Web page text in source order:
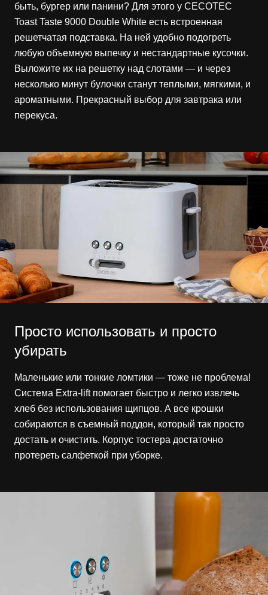
быть, бургер или панини? Для этого у CECOTEC
Toast Taste 9000 Double White есть встроенная
решетчатая подставка. На ней удобно подогреть
любую объемную выпечку и нестандартные кусочки.
Выложите их на решетку над слотами — и через
несколько минут булочки станут теплыми, мягкими, и
ароматными. Прекрасный выбор для завтрака или
перекуса.
Просто использовать и просто
убирать
Маленькие или тонкие ломтики — тоже не проблема!
Система Extra-lift помогает быстро и легко извлечь
хлеб без использования щипцов. А все крошки
собираются в съемный поддон, который так просто
достать и очистить. Корпус тостера достаточно
протереть салфеткой при уборке.